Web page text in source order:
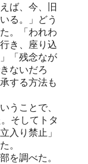
ば、今、旧
る。」どう
。「われわ
き、座り込
「残念なが
ないだろ
する方法も
うことで、
そしてトタ
入り禁止」
。
を調べた。